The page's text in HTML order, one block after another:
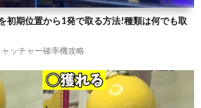
初期位置から1発で取る方法!種類は何でも取
ッチャー確率機攻略